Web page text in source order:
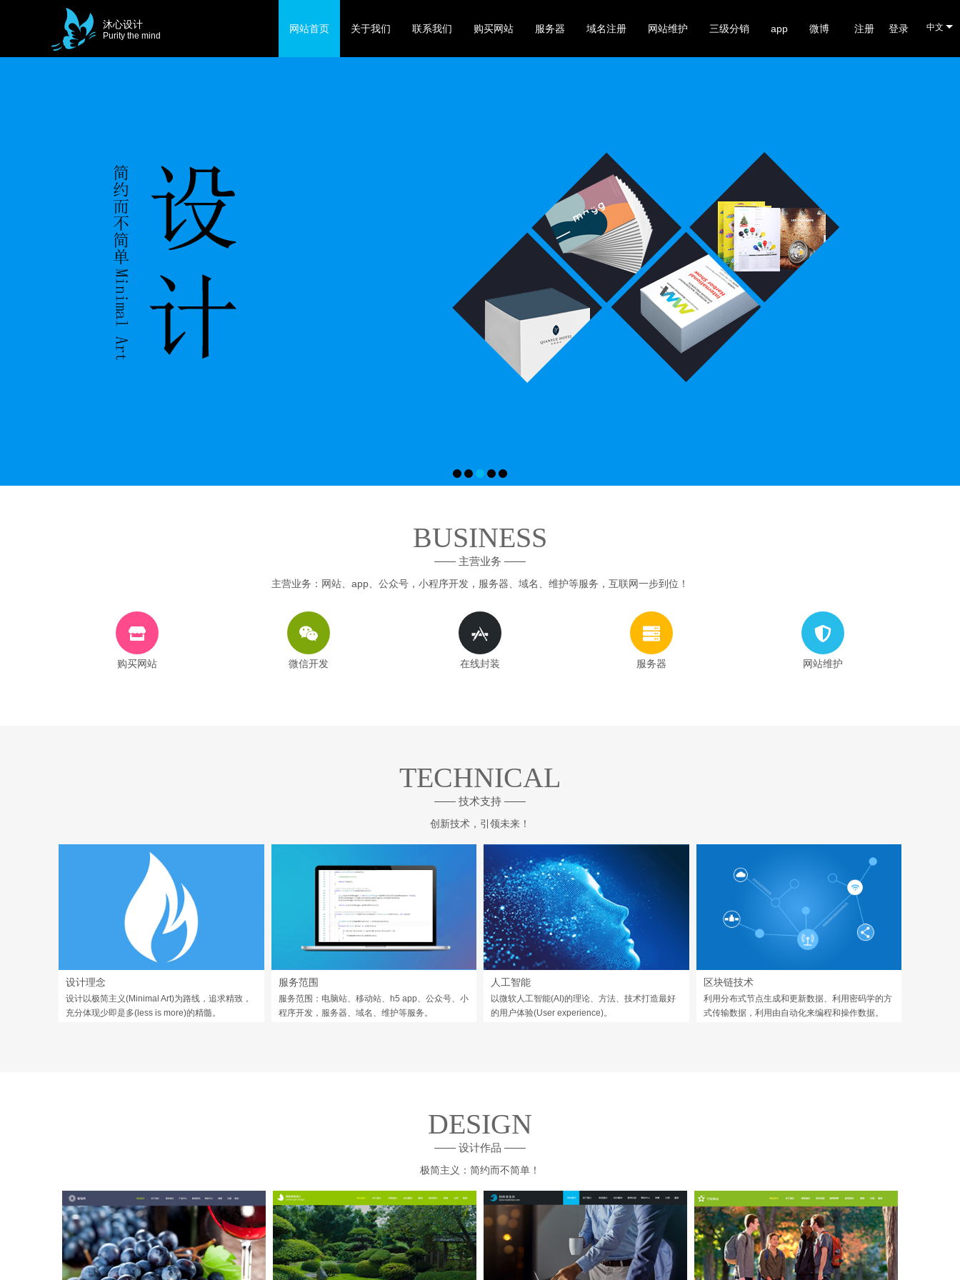
沐心设计
Purity the mind
注册 登录
网站首页 关于我们 联系我们 购买网站 服务器 域名注册 网站维护 三级分销 app 微博 中文
BUSINESS
—— 主营业务 ——
主营业务：网站、app、公众号，小程序开发，服务器、域名、维护等服务，互联网一步到位！
购买网站 微信开发 在线封装 服务器 网站维护
TECHNICAL
—— 技术支持 ——
创新技术，引领未来！
设计理念
设计以极简主义(Minimal Art)为路线，追求精致，
充分体现少即是多(less is more)的精髓。
服务范围
服务范围：电脑站、移动站、h5 app、公众号、小
程序开发，服务器、域名、维护等服务。
人工智能
以微软人工智能(AI)的理论、方法、技术打造最好
的用户体验(User experience)。
区块链技术
利用分布式节点生成和更新数据、利用密码学的方
式传输数据，利用由自动化来编程和操作数据。
DESIGN
—— 设计作品 ——
极简主义：简约而不简单！